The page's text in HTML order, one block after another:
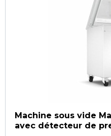
Machine sous vide
avec détecteur de